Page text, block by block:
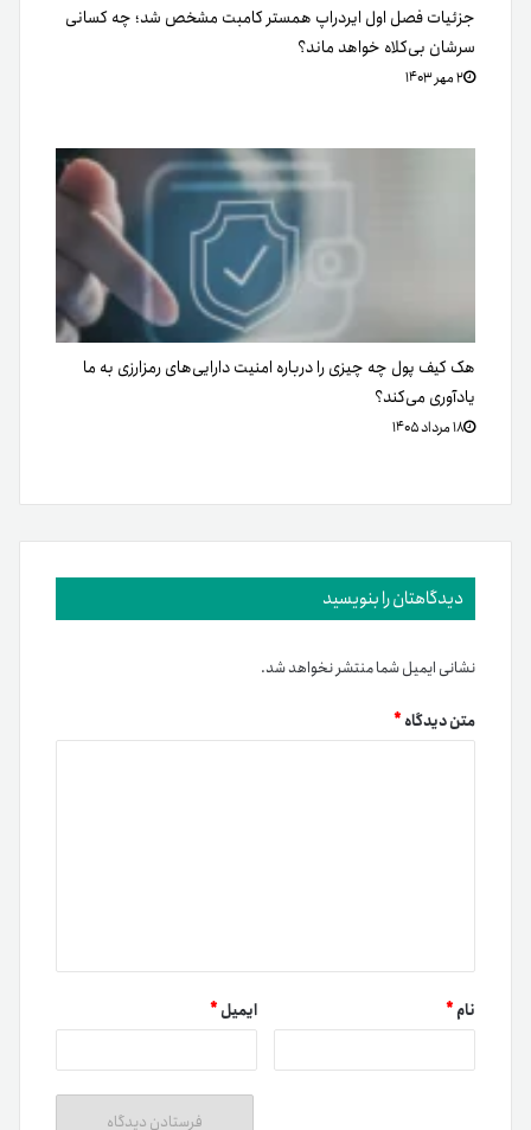
جزئیات فصل اول ایردراپ همستر کامبت مشخص شد؛ چه کسانی
سرشان بی‌کلاه خواهد ماند؟
۲ مهر ۱۴۰۳
هک کیف پول چه چیزی را درباره امنیت دارایی‌های رمزارزی به ما
یادآوری می‌کند؟
۱۸ مرداد ۱۴۰۵
دیدگاهتان را بنویسید
نشانی ایمیل شما منتشر نخواهد شد.
متن دیدگاه*
نام* ایمیل*